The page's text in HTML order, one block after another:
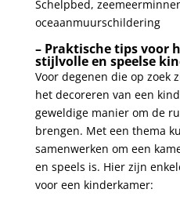
Schelpbed,
oceaanmuurschildering
– Praktische tips voor
⁣stijlvolle en speelse
Voor degenen die op zoek
het decoreren van een
‌geweldige​ manier om de
brengen. Met een thema
samenwerken om een
en speels⁣ is. Hier zijn
voor een kinderkamer: